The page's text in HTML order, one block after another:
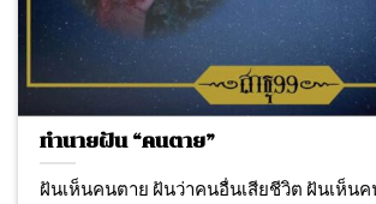
ทำนายฝัน “คนตาย”
ฝันเห็นคนตาย ฝันว่าคนอื่นเสียชีวิต ฝันเห็นค